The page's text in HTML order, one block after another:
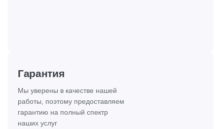
Гарантия
Мы уверены в качестве нашей
работы, поэтому предоставляем
гарантию на полный спектр
наших услуг